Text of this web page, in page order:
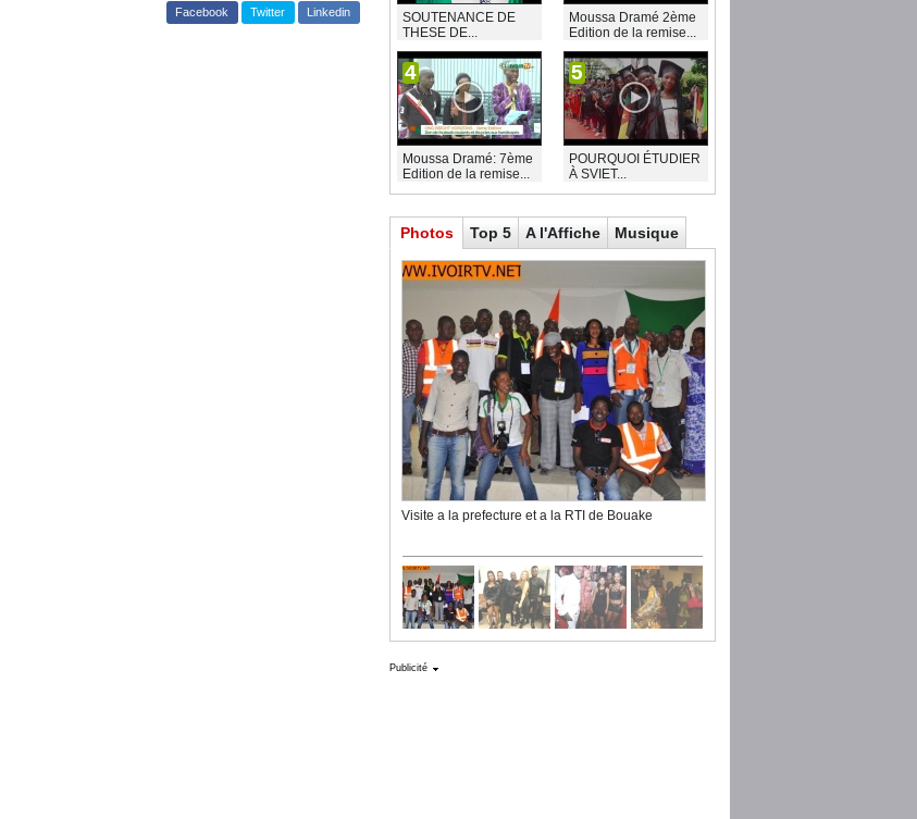
Facebook Twitter Linkedin
SOUTENANCE DE
THESE DE...
Moussa Dramé 2ème
Edition de la remise...
4
Moussa Dramé: 7ème
Edition de la remise...
5
POURQUOI ÉTUDIER
À SVIET...
Photos Top 5 A l'Affiche Musique
Visite a la prefecture et a la RTI de Bouake
Publicité